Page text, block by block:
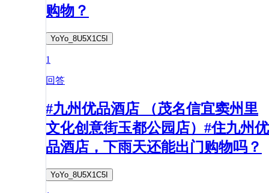
购物？
YoYo_8U5X1C5I
1
回答
#九州优品酒店 （茂名信宜窦州里
文化创意街玉都公园店）#住九州优
品酒店，下雨天还能出门购物吗？
YoYo_8U5X1C5I